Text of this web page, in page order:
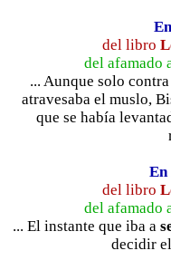
del libro
del afamado
... Aunque solo
atravesaba el muslo,
que se había
En
del libro
del afamado
... El instante que iba a
decidir